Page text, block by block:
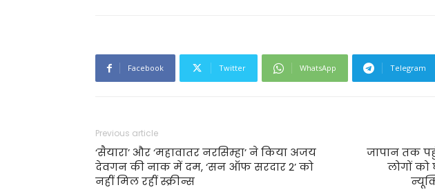
Facebook Twitter WhatsApp Telegram
Previous article
‘सैयारा’ और ‘महावातर नरसिम्हा’ ने किया अजय
देवगन की नाक में दम, ‘सन ऑफ सरदार 2’ को
नहीं मिल रहीं स्क्रीन्स
जापान तक
लोगों को